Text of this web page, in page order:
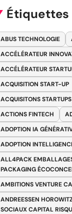
Étiquettes
ABUS TECHNOLOGIE
ACCÉLÉRATEUR
ACCÉLÉRATEUR
ACQUISITION START-UP
ACQUISITONS
ACTIONS FINTECH
ADOPTION IA
ADOPTION
ALL4PACK
PACKAGING
AMBITIONS VENTURE
ANDREESSEN
SOCIAUX CAPITAL